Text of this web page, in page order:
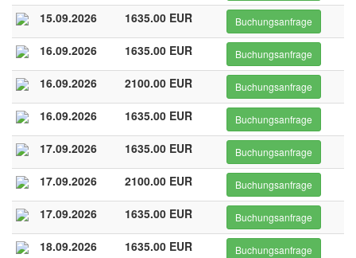
15.09.2026 1635.00 EUR Buchungsanfrage
16.09.2026 1635.00 EUR Buchungsanfrage
16.09.2026 2100.00 EUR Buchungsanfrage
16.09.2026 1635.00 EUR Buchungsanfrage
17.09.2026 1635.00 EUR Buchungsanfrage
17.09.2026 2100.00 EUR Buchungsanfrage
17.09.2026 1635.00 EUR Buchungsanfrage
18.09.2026 1635.00 EUR Buchungsanfrage